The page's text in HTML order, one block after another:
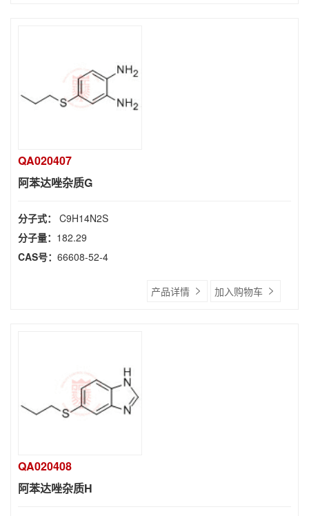
QA020407
阿苯达唑杂质G
分子式： C9H14N2S
分子量： 182.29
CAS号： 66608-52-4
产品详情 加入购物车
QA020408
阿苯达唑杂质H